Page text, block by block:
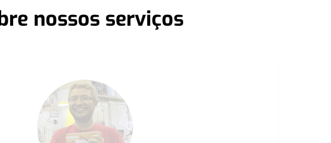
nossos serviços